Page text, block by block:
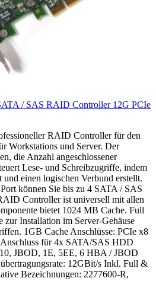
/ SAS RAID Controller 12G PCIe
RAID Controller für den
Workstations und Server. Der
die Anzahl angeschlossener
Lese- und Schreibzugriffe, indem
einen logischen Verbund erstellt.
können Sie bis zu 4 SATA / SAS
Controller ist universell mit allen
bietet 1024 MB Cache. Full
Installation im Server-Gehäuse
1GB Cache Anschlüsse: PCIe x8
für 4x SATA/SAS HDD
JBOD, 1E, 5EE, 6 HBA / JBOD
12GBit/s Inkl. Full &
Bezeichnungen: 2277600-R,